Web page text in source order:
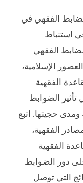
الفقهي في
استنباط
الفقهي
الإسلامية،
الفقهية
تأثير الضوابط
ومدى حجيتها. اتبع
الفقهية،
الفقهية
دور الضوابط
التي توصل